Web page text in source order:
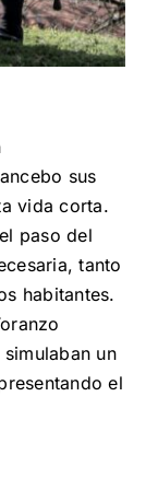
sus
vida corta.
paso del
tanto
habitantes.
un
el